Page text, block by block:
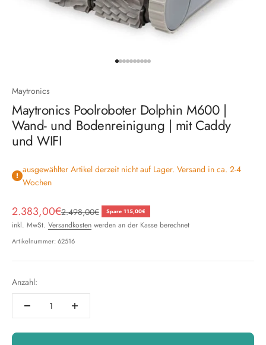
Gehe zu Element 1
Gehe zu Element 2
Gehe zu Element 3
Gehe zu Element 4
Gehe zu Element 5
Gehe zu Element 6
Gehe zu Element 7
Gehe zu Element 8
Gehe zu Element 9
Gehe zu Element 10
Maytronics
Maytronics Poolroboter Dolphin M600 |
Wand- und Bodenreinigung | mit Caddy
und WIFI
ausgewählter Artikel derzeit nicht auf Lager. Versand in ca. 2-4
Wochen
Angebot
2.383,00€Regulärer Preis
2.498,00€ Spare 115,00€
inkl. MwSt. Versandkosten werden an der Kasse berechnet
Artikelnummer: 62516
Anzahl: